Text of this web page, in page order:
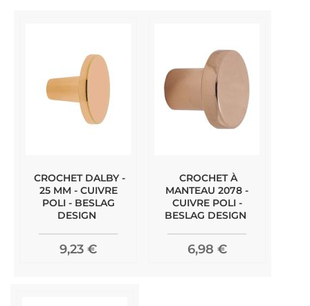
CROCHET DALBY -
25 MM - CUIVRE
POLI - BESLAG
DESIGN
9,23 €
CROCHET À
MANTEAU 2078 -
CUIVRE POLI -
BESLAG DESIGN
6,98 €